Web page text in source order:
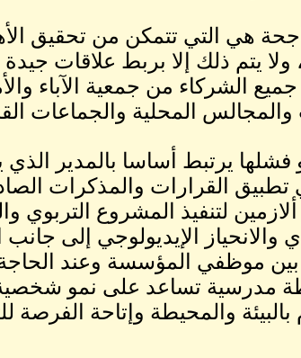
هي التي تتمكن من تحقيق
، ولا يتم ذلك إلا بربط علاقات
جميع الشركاء من جمعية الآباء
المحلية والجماعات
أو فشلها يرتبط أساسا بالمدير
تطبيق القرارات والمذكرات
ألازمين لتنفيذ المشروع
الإيديولوجي إلى
بين موظفي المؤسسة وعند
مدرسية تساعد على نمو شخصية
والمحيطة وإتاحة الفرصة